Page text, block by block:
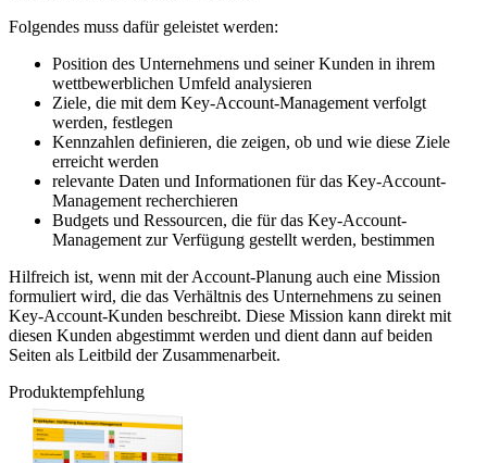
Folgendes muss dafür geleistet werden:
Position des Unternehmens und seiner Kunden in ihrem
wettbewerblichen Umfeld analysieren
Ziele, die mit dem Key-Account-Management verfolgt
werden, festlegen
Kennzahlen definieren, die zeigen, ob und wie diese Ziele
erreicht werden
relevante Daten und Informationen für das Key-Account-
Management recherchieren
Budgets und Ressourcen, die für das Key-Account-
Management zur Verfügung gestellt werden, bestimmen
Hilfreich ist, wenn mit der Account-Planung auch eine Mission
formuliert wird, die das Verhältnis des Unternehmens zu seinen
Key-Account-Kunden beschreibt. Diese Mission kann direkt mit
diesen Kunden abgestimmt werden und dient dann auf beiden
Seiten als Leitbild der Zusammenarbeit.
Produktempfehlung